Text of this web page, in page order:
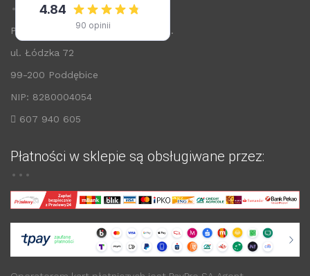
Przedsiębiorstwo ARWIS Sp. z o.o.
ul. Łódzka 72
99-200 Poddębice
NIP: 8280004054
607 940 605
Płatności w sklepie są obsługiwane przez: